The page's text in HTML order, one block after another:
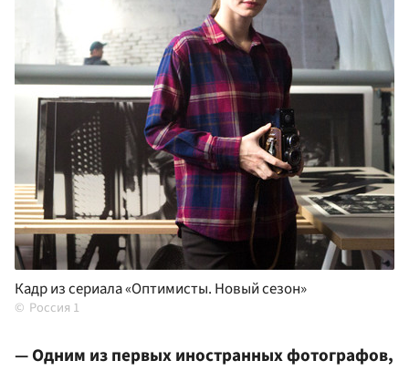
Кадр из сериала «Оптимисты. Новый сезон»
Россия 1
— Одним из первых иностранных фотографов,